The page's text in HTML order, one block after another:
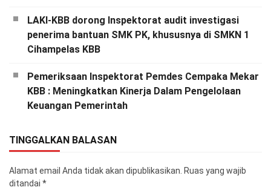
LAKI-KBB dorong Inspektorat audit investigasi
penerima bantuan SMK PK, khususnya di SMKN 1
Cihampelas KBB
Pemeriksaan Inspektorat Pemdes Cempaka Mekar
KBB : Meningkatkan Kinerja Dalam Pengelolaan
Keuangan Pemerintah
TINGGALKAN BALASAN
Alamat email Anda tidak akan dipublikasikan. Ruas yang wajib
ditandai *